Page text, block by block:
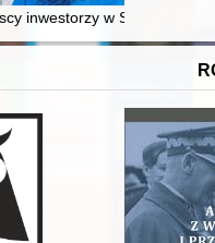
inwestorzy w Sopocie :